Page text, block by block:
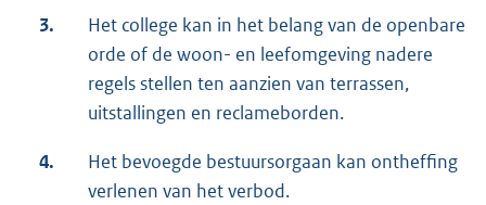
3.
Het college kan in het belang van de openbare
orde of de woon- en leefomgeving nadere
regels stellen ten aanzien van terrassen,
uitstallingen en reclameborden.
4.
Het bevoegde bestuursorgaan kan ontheffing
verlenen van het verbod.